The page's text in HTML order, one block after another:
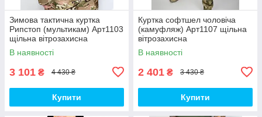
Зимова тактична куртка
Рипстоп (мультикам) Арт1103
щільна вітрозахисна
водовідштовхувальна топ
В наявності
3 101 ₴ 4 430 ₴
Купити
Куртка софтшел чоловіча
(камуфляж) Арт1107 щільна
вітрозахисна
водовідштовхувальна на
флісі топ
В наявності
2 401 ₴ 3 430 ₴
Купити